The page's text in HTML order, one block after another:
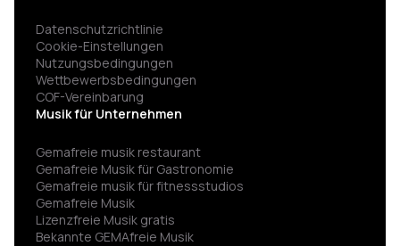
Datenschutzrichtlinie
Cookie-Einstellungen
Nutzungsbedingungen
Wettbewerbsbedingungen
COF-Vereinbarung
Musik für Unternehmen
Gemafreie musik restaurant
Gemafreie Musik für Gastronomie
Gemafreie musik für fitness­studios
Gemafreie Musik
Lizenzfreie Musik gratis
Bekannte GEMAfreie Musik